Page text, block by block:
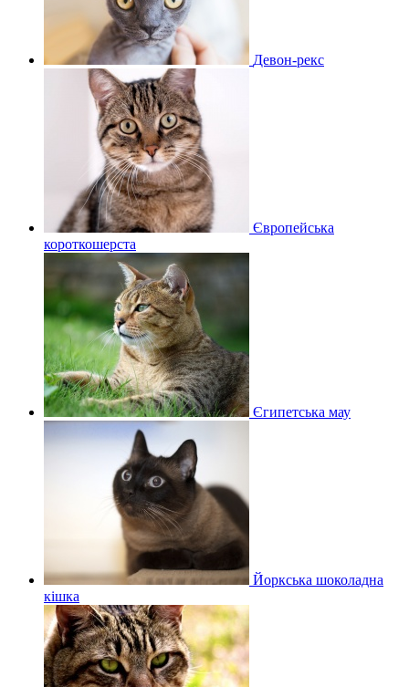
Девон-рекс
Європейська
короткошерста
Єгипетська мау
Йоркська шоколадна
кішка